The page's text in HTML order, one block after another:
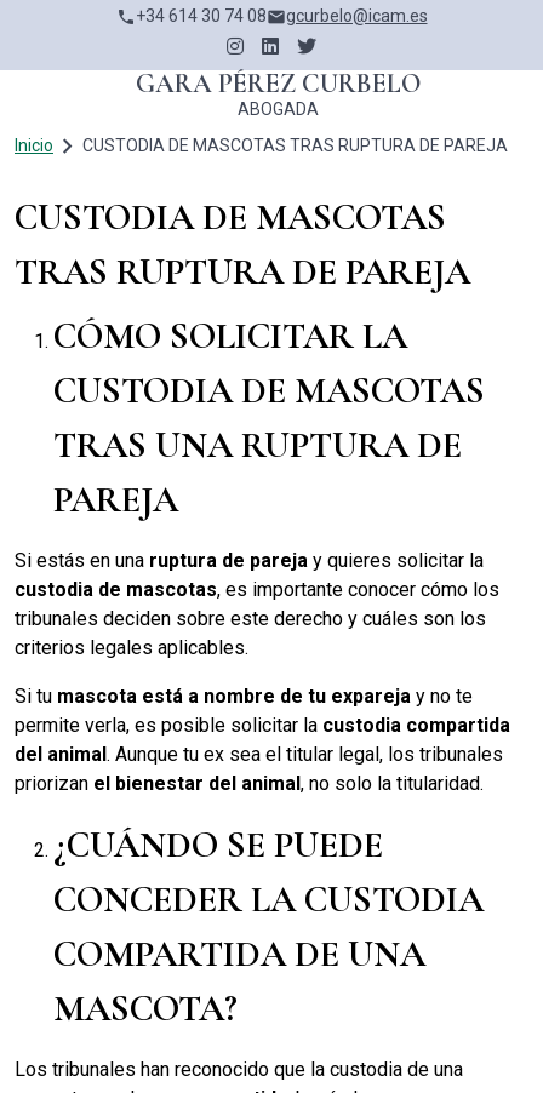
contenido
phone+34 614 30 74 08emailgcurbelo@icam.es
GARA PÉREZ CURBELO
ABOGADA
RUTA DE NAVEGACIÓN
Inicio navigate_next CUSTODIA DE MASCOTAS TRAS RUPTURA DE PAREJA
CUSTODIA DE MASCOTAS
TRAS RUPTURA DE PAREJA
CÓMO SOLICITAR LA
CUSTODIA DE MASCOTAS
TRAS UNA RUPTURA DE
PAREJA
Si estás en una ruptura de pareja y quieres solicitar la
custodia de mascotas, es importante conocer cómo los
tribunales deciden sobre este derecho y cuáles son los
criterios legales aplicables.
Si tu mascota está a nombre de tu expareja y no te
permite verla, es posible solicitar la custodia compartida
del animal. Aunque tu ex sea el titular legal, los tribunales
priorizan el bienestar del animal, no solo la titularidad.
¿CUÁNDO SE PUEDE
CONCEDER LA CUSTODIA
COMPARTIDA DE UNA
MASCOTA?
Los tribunales han reconocido que la custodia de una